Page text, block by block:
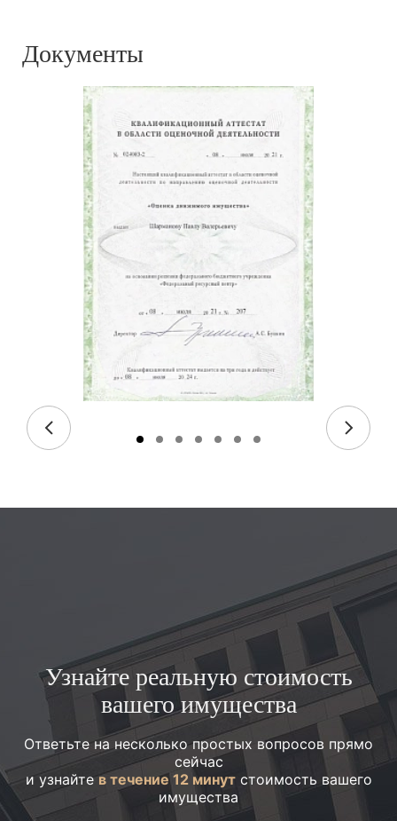
Документы
Узнайте реальную стоимость
вашего имущества
Ответьте на несколько простых вопросов прямо
сейчас
и узнайтев течение 12 минутстоимость вашего
имущества